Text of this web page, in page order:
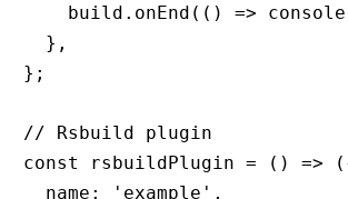
    build
.onEnd (() => console
  }
,
};
// Rsbuild plugin
const
rsbuildPlugin = () =>
  name
: 'example' ,